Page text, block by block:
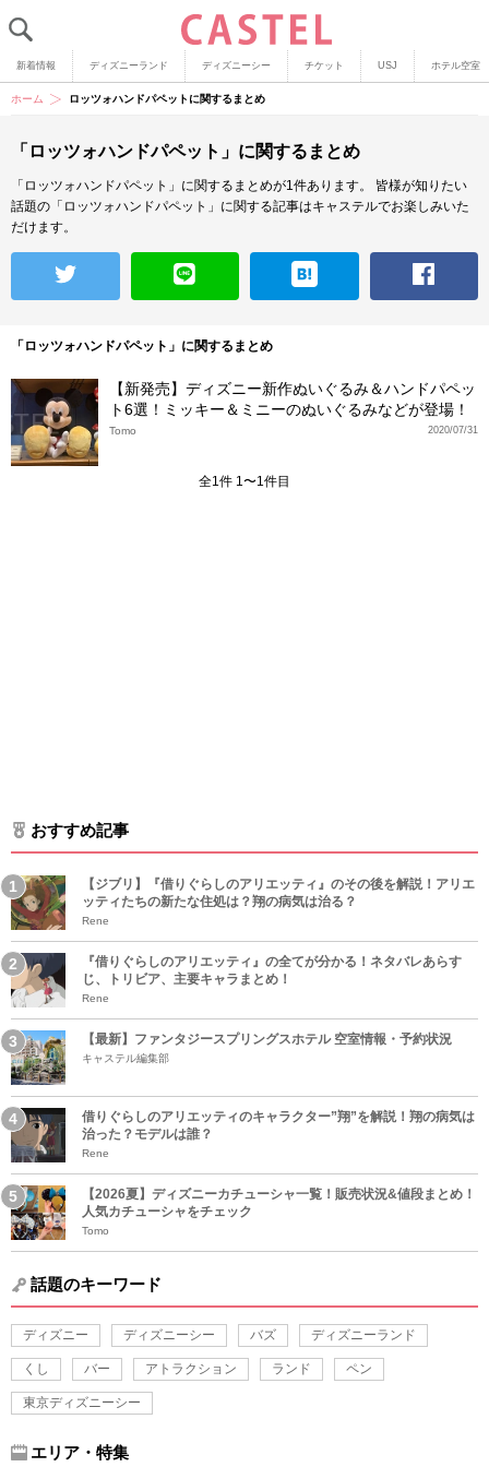
新着情報 ディズニーランド ディズニーシー チケット USJ ホテル空室
ホーム ロッツォハンドパペットに関するまとめ
「ロッツォハンドパペット」に関するまとめ
「ロッツォハンドパペット」に関するまとめが1件あります。
皆様が知りたい
話題の「ロッツォハンドパペット」に関する記事はキャステルでお楽しみいた
だけます。
「ロッツォハンドパペット」に関するまとめ
【新発売】ディズニー新作ぬいぐるみ＆ハンドパペッ
ト6選！ミッキー＆ミニーのぬいぐるみなどが登場！
2020/07/31
Tomo
全1件 1〜1件目
おすすめ記事
【ジブリ】『借りぐらしのアリエッティ』のその後を解説！アリエ
ッティたちの新たな住処は？翔の病気は治る？
Rene
『借りぐらしのアリエッティ』の全てが分かる！ネタバレあらす
じ、トリビア、主要キャラまとめ！
Rene
【最新】ファンタジースプリングスホテル 空室情報・予約状況
キャステル編集部
借りぐらしのアリエッティのキャラクター”翔”を解説！翔の病気は
治った？モデルは誰？
Rene
【2026夏】ディズニーカチューシャ一覧！販売状況&値段まとめ！
人気カチューシャをチェック
Tomo
話題のキーワード
ディズニー ディズニーシー バズ ディズニーランド
くし バー アトラクション ランド ペン
東京ディズニーシー
エリア・特集